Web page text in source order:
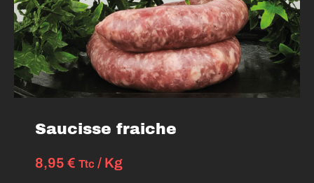
Saucisse fraiche
8,95 € Ttc / Kg